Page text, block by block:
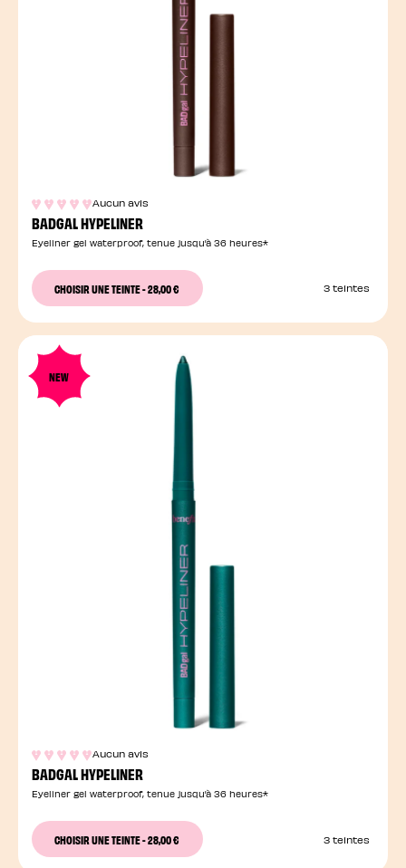
Aucun avis
BADGAL HYPELINER
Eyeliner gel waterproof, tenue jusqu’à 36 heures*
CHOISIR UNE TEINTE-28,00 € 3 teintes
NEW
Aucun avis
BADGAL HYPELINER
Eyeliner gel waterproof, tenue jusqu’à 36 heures*
CHOISIR UNE TEINTE-28,00 € 3 teintes